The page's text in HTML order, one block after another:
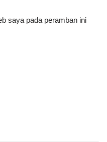
saya pada peramban ini